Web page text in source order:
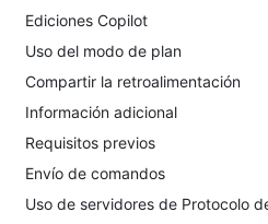
Ediciones Copilot
Uso del modo de plan
Compartir la retroalimentación
Información adicional
Requisitos previos
Envío de comandos
Uso de servidores de Protocolo